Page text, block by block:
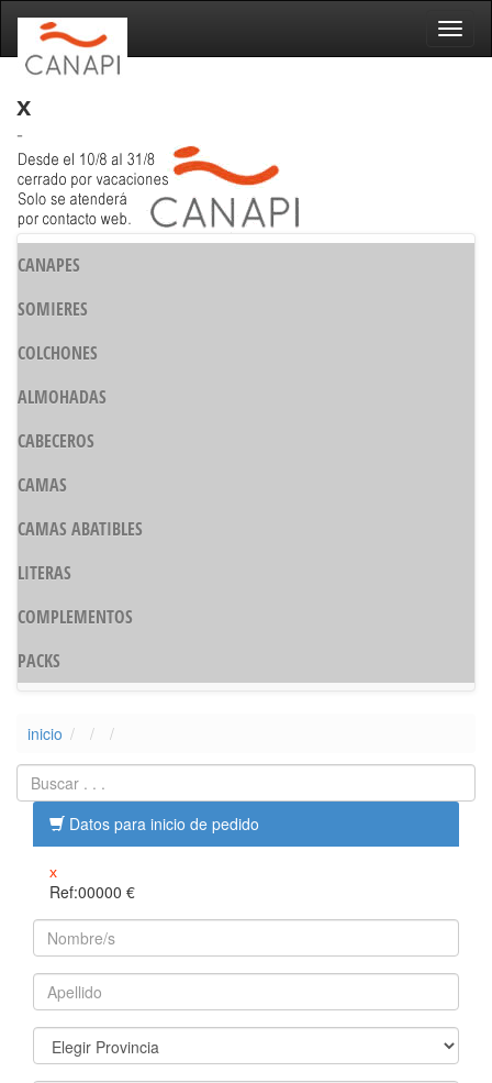
x
-
CANAPES
SOMIERES
COLCHONES
ALMOHADAS
CABECEROS
CAMAS
CAMAS ABATIBLES
LITERAS
COMPLEMENTOS
PACKS
inicio
Datos para inicio de pedido
x
Ref:00000 €